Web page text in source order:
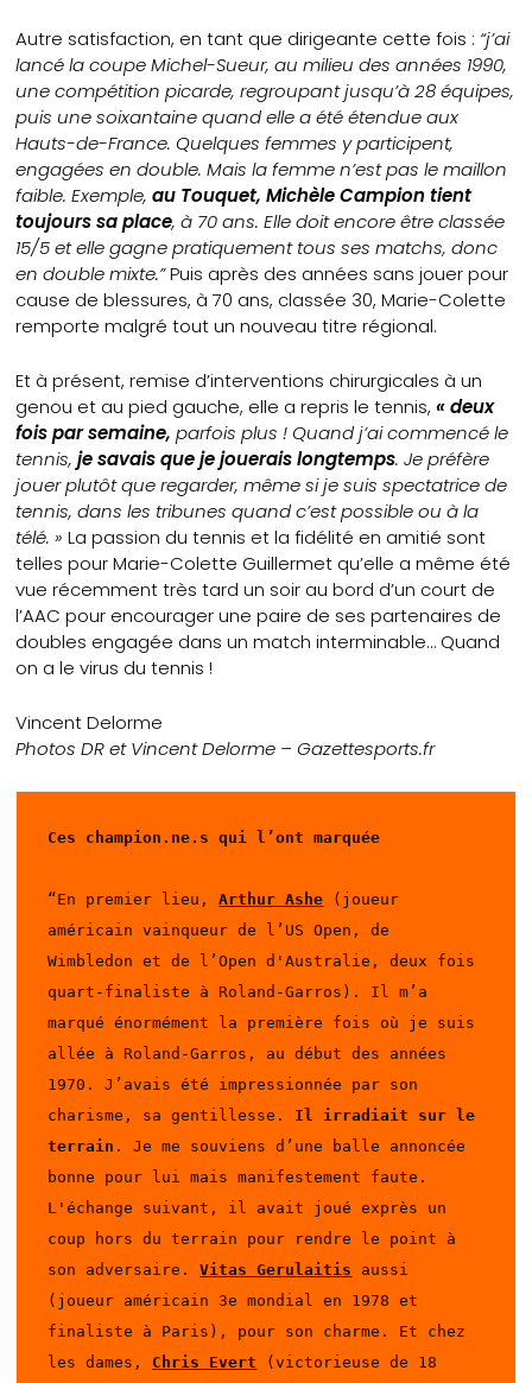
Autre satisfaction, en tant que dirigeante cette fois : “j’ai
lancé la coupe Michel-Sueur, au milieu des années 1990,
une compétition picarde, regroupant jusqu’à 28 équipes,
puis une soixantaine quand elle a été étendue aux
Hauts-de-France. Quelques femmes y participent,
engagées en double. Mais la femme n’est pas le maillon
faible. Exemple,au Touquet, Michèle Campion tient
toujours sa place, à 70 ans. Elle doit encore être classée
15/5 et elle gagne pratiquement tous ses matchs, donc
en double mixte.”Puis après des années sans jouer pour
cause de blessures, à 70 ans, classée 30, Marie-Colette
remporte malgré tout un nouveau titre régional.
Et à présent, remise d’interventions chirurgicales à un
genou et au pied gauche, elle a repris le tennis,« deux
fois par semaine,parfois plus ! Quand j’ai commencé le
tennis,je savais que je jouerais longtemps. Je préfère
jouer plutôt que regarder, même si je suis spectatrice de
tennis, dans les tribunes quand c’est possible ou à la
télé. »La passion du tennis et la fidélité en amitié sont
telles pour Marie-Colette Guillermet qu’elle a même été
vue récemment très tard un soir au bord d’un court de
l’AAC pour encourager une paire de ses partenaires de
doubles engagée dans un match interminable… Quand
on a le virus du tennis !
Vincent Delorme
Photos DR et Vincent Delorme – Gazettesports.fr
Ces champion.ne.s qui l’ont marquée
“En premier lieu, Arthur Ashe (joueur
américain vainqueur de l’US Open, de
Wimbledon et de l’Open d'Australie, deux fois
quart-finaliste à Roland-Garros). Il m’a
marqué énormément la première fois où je suis
allée à Roland-Garros, au début des années
1970. J’avais été impressionnée par son
charisme, sa gentillesse. Il irradiait sur le
terrain . Je me souviens d’une balle annoncée
bonne pour lui mais manifestement faute.
L'échange suivant, il avait joué exprès un
coup hors du terrain pour rendre le point à
son adversaire. Vitas Gerulaitis aussi
(joueur américain 3e mondial en 1978 et
finaliste à Paris), pour son charme. Et chez
les dames, Chris Evert (victorieuse de 18